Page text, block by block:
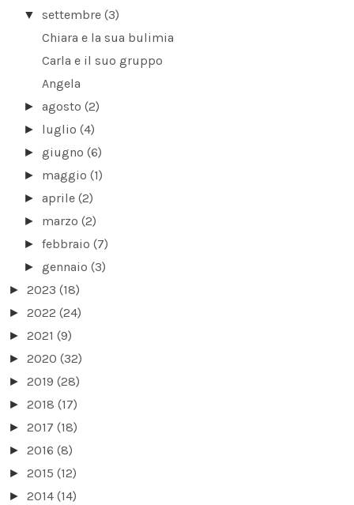
▼ settembre (3)
Chiara e la sua bulimia
Carla e il suo gruppo
Angela
►agosto (2)
► luglio (4)
►giugno (6)
► maggio (1)
►aprile (2)
► marzo (2)
►febbraio (7)
►gennaio (3)
► 2023 (18)
► 2022 (24)
► 2021 (9)
► 2020 (32)
► 2019 (28)
► 2018 (17)
► 2017 (18)
► 2016 (8)
► 2015 (12)
► 2014 (14)